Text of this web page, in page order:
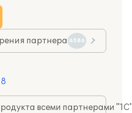
партнера 6586
всеми партнерами